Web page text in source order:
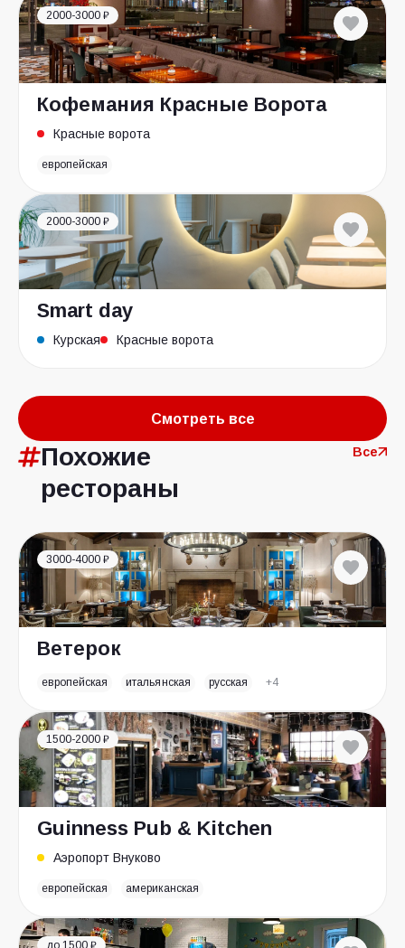
2000-3000 ₽
Кофемания Красные Ворота
Красные ворота
европейская
2000-3000 ₽
Smart day
Курская Красные ворота
Смотреть все
Похожие
рестораны
Все
3000-4000 ₽
Ветерок
европейская итальянская русская +4
1500-2000 ₽
Guinness Pub & Kitchen
Аэропорт Внуково
европейская американская
до 1500 ₽